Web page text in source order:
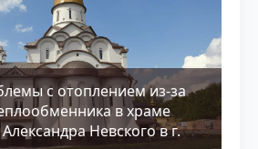
с отоплением из-за
в храме
Невского в г.